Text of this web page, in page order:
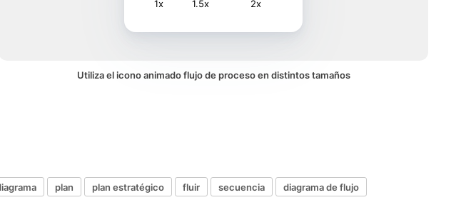
1x 1.5x 2x
Utiliza el icono animado flujo de proceso en distintos tamaños
plan plan estratégico fluir secuencia
diagrama de flujo